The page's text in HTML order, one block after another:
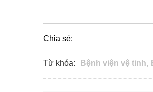
Chia sẻ:
Từ khóa: Bệnh viện vệ tinh,